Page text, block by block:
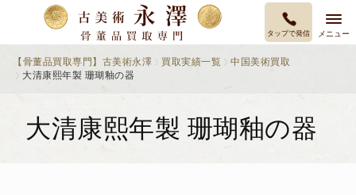
タップで発信 メニュー
【骨董品買取専門】古美術永澤 買取実績一覧
中国美術買取
大清康熙年製 珊瑚釉の器
大清康熙年製 珊瑚釉の器